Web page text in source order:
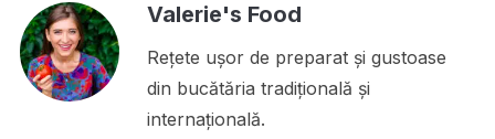
Valerie's Food
Rețete ușor de preparat și gustoase
din bucătăria tradițională și
internațională.